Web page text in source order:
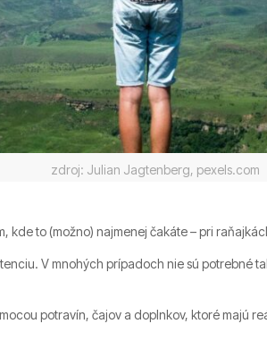
zdroj: Julian Jagtenberg, pexels.com
kde to (možno) najmenej čakáte – pri
V mnohých prípadoch nie sú potrebné
potravín, čajov a doplnkov, ktoré majú